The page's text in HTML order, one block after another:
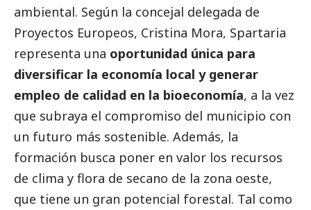
ambiental. Según la concejal delegada de
Proyectos Europeos, Cristina Mora, Spartaria
representa una oportunidad única para
diversificar la economía local y generar
empleo de calidad en la bioeconomía, a la vez
que subraya el compromiso del municipio con
un futuro más sostenible. Además, la
formación busca poner en valor los recursos
de clima y flora de secano de la zona oeste,
que tiene un gran potencial forestal. Tal como